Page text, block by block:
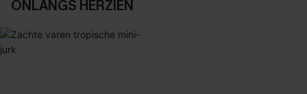
ONLANGS HERZIEN